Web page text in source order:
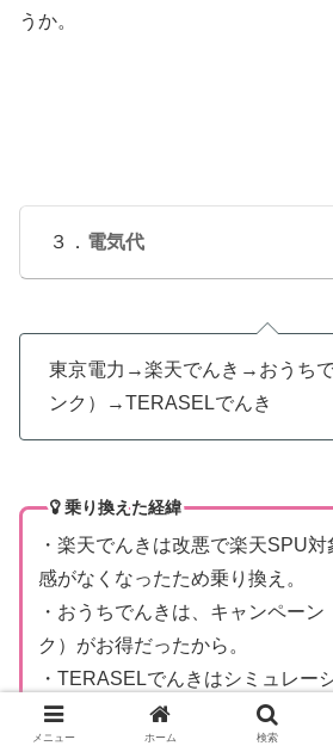
うか。
３． 電気代
東京電力→楽天でんき→おうち
ンク）→TERASELでんき
乗り換えた経緯
・楽天でんきは改悪で楽天SPU
感がなくなったため乗り換え。
・おうちでんきは、キャンペーン
ク）がお得だったから。
・TERASELでんきはシミュレー
キャンペーンをしていたから。
メニュー ホーム 検索